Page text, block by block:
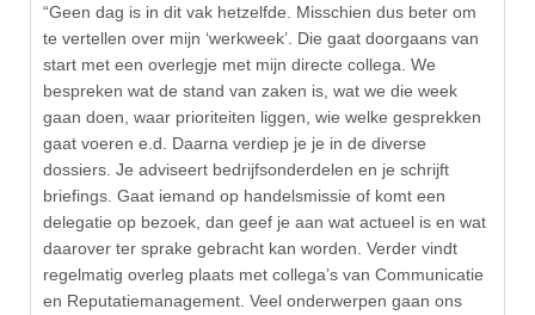
“Geen dag is in dit vak hetzelfde. Misschien dus beter om
te vertellen over mijn ‘werkweek’. Die gaat doorgaans van
start met een overlegje met mijn directe collega. We
bespreken wat de stand van zaken is, wat we die week
gaan doen, waar prioriteiten liggen, wie welke gesprekken
gaat voeren e.d. Daarna verdiep je je in de diverse
dossiers. Je adviseert bedrijfsonderdelen en je schrijft
briefings. Gaat iemand op handelsmissie of komt een
delegatie op bezoek, dan geef je aan wat actueel is en wat
daarover ter sprake gebracht kan worden. Verder vindt
regelmatig overleg plaats met collega’s van Communicatie
en Reputatiemanagement. Veel onderwerpen gaan ons